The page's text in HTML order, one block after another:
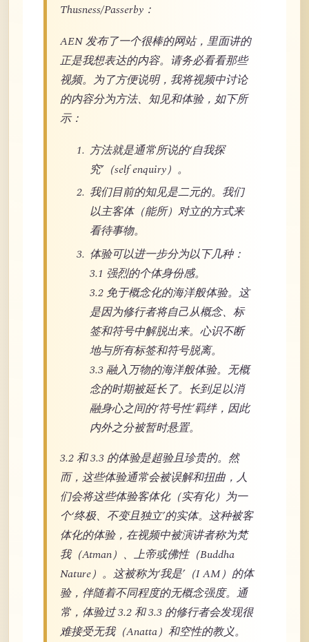
Thusness/Passerby：
AEN 发布了一个很棒的网站，里面讲的
正是我想表达的内容。请务必看看那些
视频。为了方便说明，我将视频中讨论
的内容分为方法、知见和体验，如下所
示：
方法就是通常所说的‘自我探
究’（self enquiry）。
我们目前的知见是二元的。我们
以主客体（能所）对立的方式来
看待事物。
体验可以进一步分为以下几种：
3.1 强烈的个体身份感。
3.2 免于概念化的海洋般体验。这
是因为修行者将自己从概念、标
签和符号中解脱出来。心识不断
地与所有标签和符号脱离。
3.3 融入万物的海洋般体验。无概
念的时期被延长了。长到足以消
融身心之间的‘符号性’羁绊，因此
内外之分被暂时悬置。
3.2 和 3.3 的体验是超验且珍贵的。然
而，这些体验通常会被误解和扭曲，人
们会将这些体验客体化（实有化）为一
个‘终极、不变且独立’的实体。这种被客
体化的体验，在视频中被演讲者称为梵
我（Atman）、上帝或佛性（Buddha
Nature）。这被称为‘我是’（I AM）的体
验，伴随着不同程度的无概念强度。通
常，体验过 3.2 和 3.3 的修行者会发现很
难接受无我（Anatta）和空性的教义。